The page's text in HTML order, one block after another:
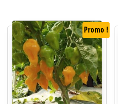
Promo !